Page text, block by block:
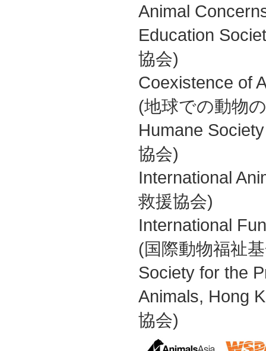
Animal
Education
協会)
Coexistence of
(地球での動物
Humane
協会)
International
救援協会)
International
(国際動物福祉
Society for the
Animals, Hong
協会)